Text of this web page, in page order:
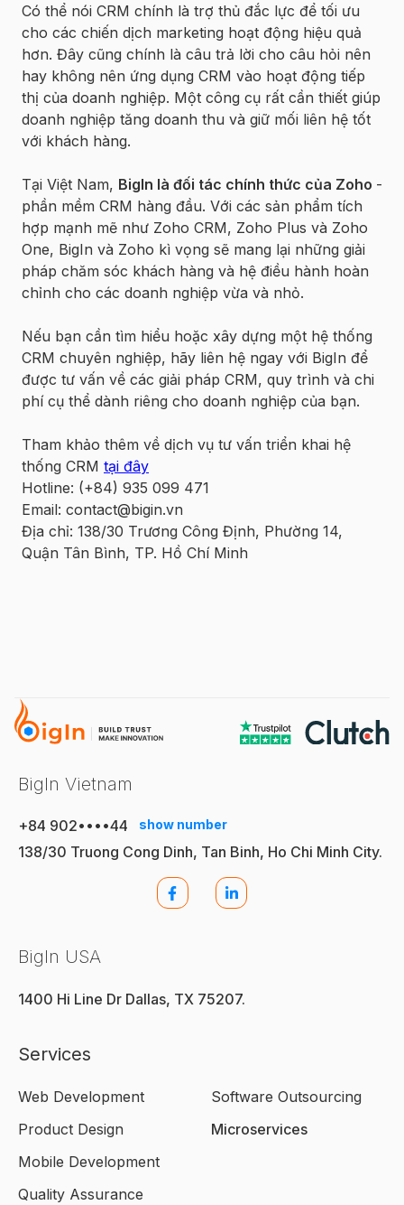
Có thể nói CRM chính là trợ thủ đắc lực để tối ưu
cho các chiến dịch marketing hoạt động hiệu quả
hơn. Đây cũng chính là câu trả lời cho câu hỏi nên
hay không nên ứng dụng CRM vào hoạt động tiếp
thị của doanh nghiệp. Một công cụ rất cần thiết giúp
doanh nghiệp tăng doanh thu và giữ mối liên hệ tốt
với khách hàng.
Tại Việt Nam, BigIn là đối tác chính thức của Zoho -
phần mềm CRM hàng đầu. Với các sản phẩm tích
hợp mạnh mẽ như Zoho CRM, Zoho Plus và Zoho
One, BigIn và Zoho kì vọng sẽ mang lại những giải
pháp chăm sóc khách hàng và hệ điều hành hoàn
chỉnh cho các doanh nghiệp vừa và nhỏ.
Nếu bạn cần tìm hiểu hoặc xây dựng một hệ thống
CRM chuyên nghiệp, hãy liên hệ ngay với BigIn để
được tư vấn về các giải pháp CRM, quy trình và chi
phí cụ thể dành riêng cho doanh nghiệp của bạn.
Tham khảo thêm về dịch vụ tư vấn triển khai hệ
thống CRM tại đây
Hotline: (+84) 935 099 471
Email: contact@bigin.vn
Địa chỉ: 138/30 Trương Công Định, Phường 14,
Quận Tân Bình, TP. Hồ Chí Minh
BigIn Vietnam
+84 902••••44 show number
138/30 Truong Cong Dinh, Tan Binh, Ho Chi Minh City.
BigIn USA
1400 Hi Line Dr Dallas, TX 75207.
Services
Web Development
Product Design
Mobile Development
Quality Assurance
Software Outsourcing
Microservices